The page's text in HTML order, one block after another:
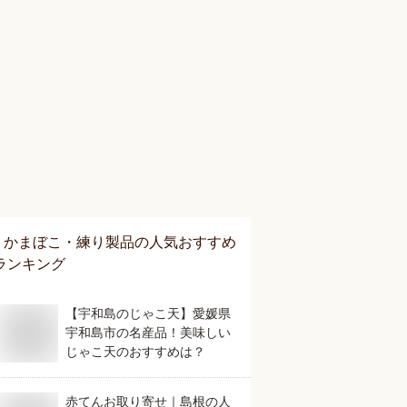
かまぼこ・練り製品の人気おすすめ
ンキング
【宇和島のじゃこ天】愛媛県
宇和島市の名産品！美味しい
じゃこ天のおすすめは？
赤てんお取り寄せ｜島根の人